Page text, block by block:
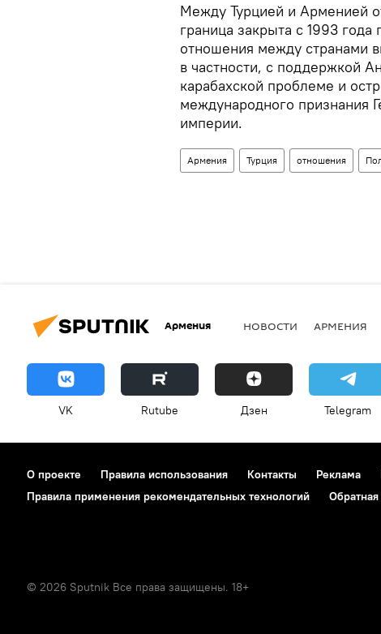
Между Турцией и Арменией
граница закрыта с 1993
отношения между странами
в частности, с поддержкой
карабахской проблеме и
международного признания
империи.
Армения Турция отношения
Армения НОВОСТИ АРМЕНИЯ
VK Rutube Дзен Telegram
О проекте Правила использования Контакты Реклама
Правила применения рекомендательных технологий
Обратная
© 2026 Sputnik Все права защищены. 18+